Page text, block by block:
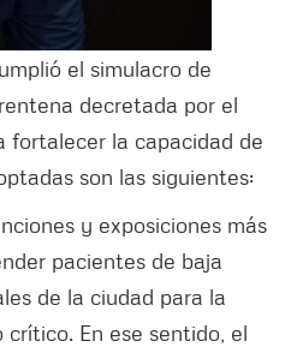
el simulacro de
decretada por el
fortalecer la capacidad de
son las siguientes:
y exposiciones más
pacientes de baja
de la ciudad para la
En ese sentido, el